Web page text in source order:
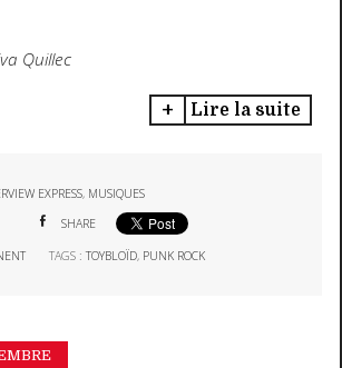
Quillec
Lire la suite
EXPRESS, MUSIQUES
SHARE
TAGS :TOYBLOÏD, PUNK ROCK